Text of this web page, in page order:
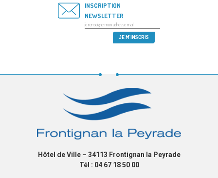
INSCRIPTION
NEWSLETTER
Hôtel de Ville – 34113 Frontignan la Peyrade
Tél : 04 67 18 50 00